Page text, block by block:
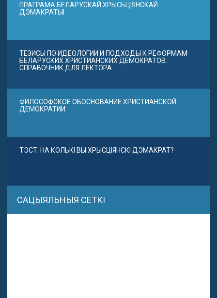
ПРАГРАМА БЕЛАРУСКАЙ ХРЫСЬЦІЯНСКАЙ
ДЭМАКРАТЫІ
ТЕЗИСЫ ПО ИДЕОЛОГИИ И ПОДХОДЫ К РЕФОРМАМ
БЕЛАРУСКИХ ХРИСТИАНСКИХ ДЕМОКРАТОВ.
СПРАВОЧНИК ДЛЯ ЛЕКТОРА
ФИЛОСОФСКОЕ ОБОСНОВАНИЕ ХРИСТИАНСКОЙ
ДЕМОКРАТИИ
ТЭСТ. НА КОЛЬКІ ВЫ ХРЫСЦІЯНСКІ ДЭМАКРАТ?
САЦЫЯЛЬНЫЯ СЕТКІ